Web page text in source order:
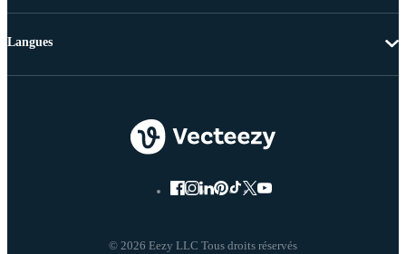
© 2026 Eezy LLC Tous droits réservés
Langues